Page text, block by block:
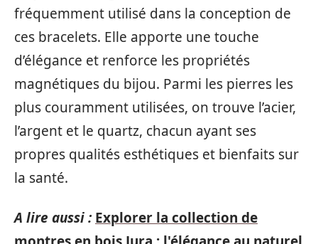
fréquemment utilisé dans la conception de
ces bracelets. Elle apporte une touche
d’élégance et renforce les propriétés
magnétiques du bijou. Parmi les pierres les
plus couramment utilisées, on trouve l’acier,
l’argent et le quartz, chacun ayant ses
propres qualités esthétiques et bienfaits sur
la santé.
A lire aussi : Explorer la collection de